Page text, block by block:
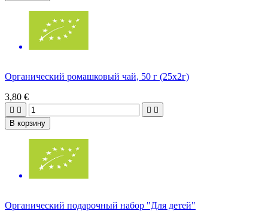
Органический ромашковый чай, 50 г (25x2г)
3,80 €
   
В корзину
Органический подарочный набор "Для детей"